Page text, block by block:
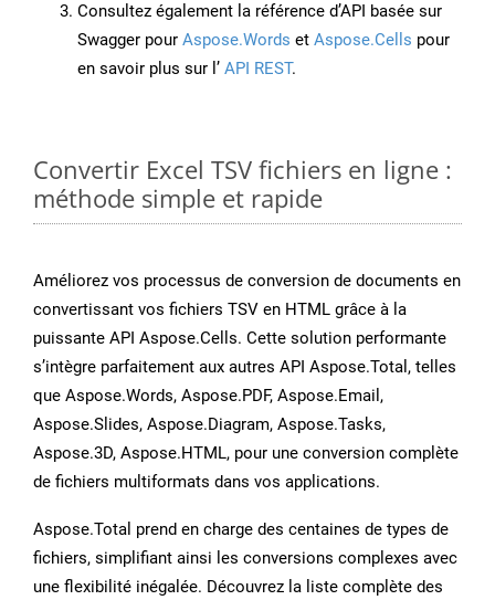
Consultez également la référence d’API basée sur
Swagger pour Aspose.Words et Aspose.Cells pour
en savoir plus sur l’ API REST.
Convertir Excel TSV fichiers en ligne :
méthode simple et rapide
Améliorez vos processus de conversion de documents en
convertissant vos fichiers TSV en HTML grâce à la
puissante API Aspose.Cells. Cette solution performante
s’intègre parfaitement aux autres API Aspose.Total, telles
que Aspose.Words, Aspose.PDF, Aspose.Email,
Aspose.Slides, Aspose.Diagram, Aspose.Tasks,
Aspose.3D, Aspose.HTML, pour une conversion complète
de fichiers multiformats dans vos applications.
Aspose.Total prend en charge des centaines de types de
fichiers, simplifiant ainsi les conversions complexes avec
une flexibilité inégalée. Découvrez la liste complète des